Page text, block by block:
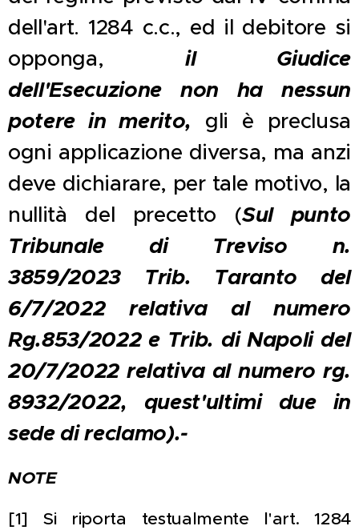
dell'art. 1284 c.c., ed il debitore si
opponga,il Giudice
dell'Esecuzione non ha nessun
potere in merito, gli è preclusa
ogni applicazione diversa, ma anzi
deve dichiarare, per tale motivo, la
nullità del precetto (Sul punto
Tribunale di Treviso n.
3859/2023 Trib. Taranto del
6/7/2022 relativa al numero
Rg.853/2022 e Trib. di Napoli del
20/7/2022 relativa al numero rg.
8932/2022, quest'ultimi due in
sede di reclamo).-
NOTE
[1] Si riporta testualmente l'art. 1284